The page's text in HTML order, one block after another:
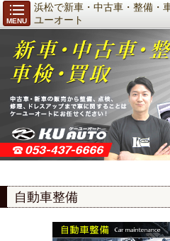
MENU
浜松で新車・中古車・整備・
ユーオート
自動車整備